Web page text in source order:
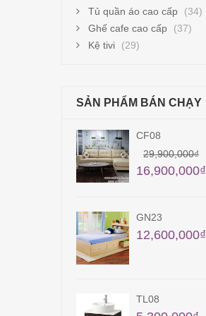
Tủ quần áo cao cấp
(34)
Ghế cafe cao cấp
(37)
Kệ tivi
(29)
SẢN PHẨM BÁN CHẠY
CF08
29,900,000₫
16,900,000₫
GN23
12,600,000₫
TL08